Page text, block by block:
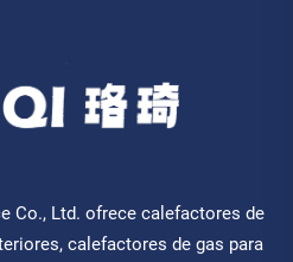
Co., Ltd. ofrece calefactores de
calefactores de gas para